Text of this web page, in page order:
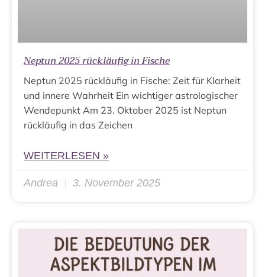
Neptun 2025 rückläufig in Fische
Neptun 2025 rückläufig in Fische: Zeit für Klarheit
und innere Wahrheit Ein wichtiger astrologischer
Wendepunkt Am 23. Oktober 2025 ist Neptun
rückläufig in das Zeichen
WEITERLESEN »
Andrea 3. November 2025